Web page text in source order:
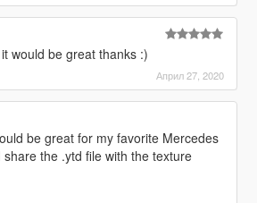
would be great thanks :)
Април 27, 2020
be great for my favorite Mercedes
the .ytd file with the texture